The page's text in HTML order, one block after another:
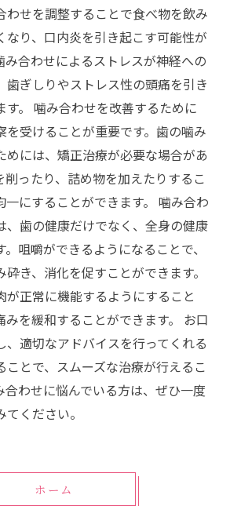
わせを調整することで食べ物を飲み
なり、口内炎を引き起こす可能性が
み合わせによるストレスが神経への
歯ぎしりやストレス性の頭痛を引き
す。 噛み合わせを改善するために
を受けることが重要です。歯の噛み
めには、矯正治療が必要な場合があ
削ったり、詰め物を加えたりするこ
一にすることができます。 噛み合わ
、歯の健康だけでなく、全身の健康
咀嚼ができるようになることで、
き、消化を促すことができます。
が正常に機能するようにすること
みを緩和することができます。 お口
、適切なアドバイスを行ってくれる
ことで、スムーズな治療が行えるこ
合わせに悩んでいる方は、ぜひ一度
ください。
ホーム